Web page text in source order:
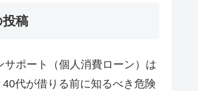
稿
サポート（個人消費ローン）は
40代が借りる前に知るべき危険